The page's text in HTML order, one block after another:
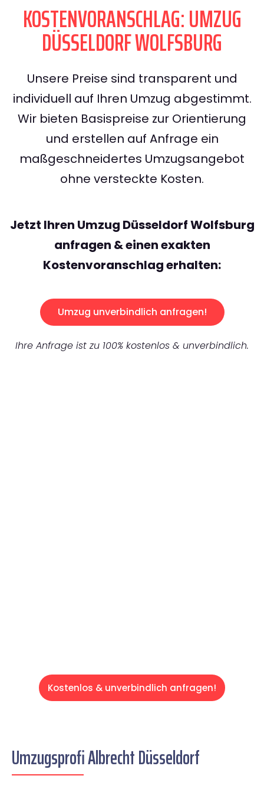
KOSTENVORANSCHLAG: UMZUG
DÜSSELDORF WOLFSBURG
Unsere Preise sind transparent und
individuell auf Ihren Umzug abgestimmt.
Wir bieten Basispreise zur Orientierung
und erstellen auf Anfrage ein
maßgeschneidertes Umzugsangebot
ohne versteckte Kosten.
Jetzt Ihren Umzug Düsseldorf Wolfsburg
anfragen & einen exakten
Kostenvoranschlag erhalten:
Umzug unverbindlich anfragen!
Ihre Anfrage ist zu 100% kostenlos & unverbindlich.
Kostenlos & unverbindlich anfragen!
Umzugsprofi Albrecht Düsseldorf